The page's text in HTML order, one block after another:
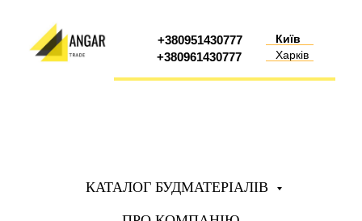
+380961430777
+380951430777
Київ
Харків
КАТАЛОГ БУДМАТЕРІАЛІВ